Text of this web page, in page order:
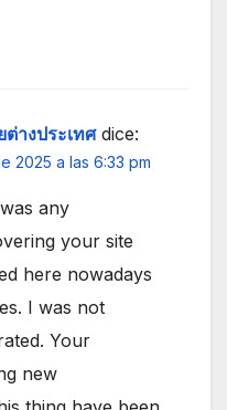
างประเทศ dice:
2025 a las 6:33 pm
any
your site
here nowadays
I was not
Your
new